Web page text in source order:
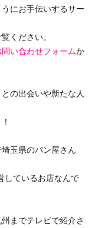
にお手伝いするサー
ください。
い合わせフォームか
の出会いや新たな人
埼玉県のパン屋さん
しているお店なんで
までテレビで紹介さ